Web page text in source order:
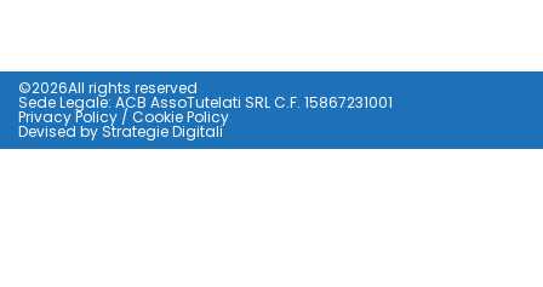
©2026All rights reserved
Sede Legale: ACB AssoTutelati SRL C.F. 15867231001
Privacy Policy / Cookie Policy
Devised by Strategie Digitali